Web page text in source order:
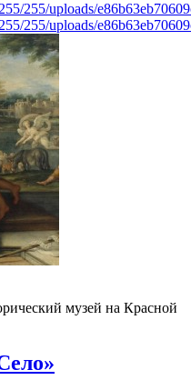
255/uploads/
255/uploads/
музей на Красной